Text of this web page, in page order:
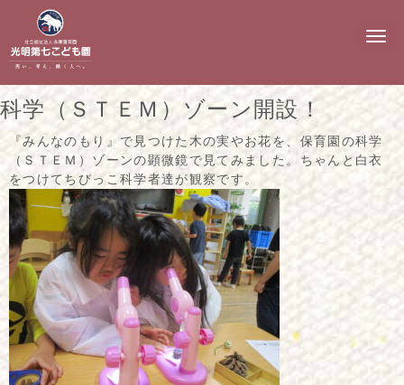
N
g
a
i
n
科学（ＳＴＥＭ）ゾーン開設！
『みんなのもり』で見つけた木の実やお花を、保育園の科学
（ＳＴＥＭ）ゾーンの顕微鏡で見てみました。ちゃんと白衣
をつけてちびっこ科学者達が観察です。